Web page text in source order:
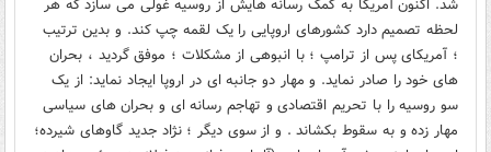
شد. اکنون آمریکا به کمک رسانه هایش از روسیه غولی می سازد که هر
لحظه تصمیم دارد کشورهای اروپایی را یک لقمه چپ کند. و بدین ترتیب
؛ آمریکای پس از ترامپ ؛ با انبوهی از مشکلات ؛ موفق گردید ، بحران
های خود را صادر نماید. و مهار دو جانبه ای در اروپا ایجاد نماید: از یک
سو روسیه را با تحریم اقتصادی و تهاجم رسانه ای و بحران های سیاسی
مهار زده و به سقوط بکشاند . و از سوی دیگر ؛ نژاد جدید گاوهای شیرده؛